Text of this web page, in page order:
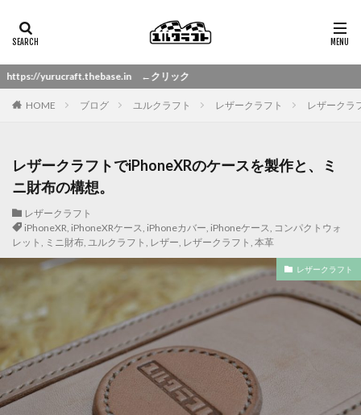
←クリック
HOME ブログ ユルクラフト レザークラフト レザークラ
レザークラフトでiPhoneXRのケースを製作と、ミ
ニ財布の構想。
レザークラフト
iPhoneXR, iPhoneXRケース, iPhoneカバー, iPhoneケース, コンパクトウォ
レット , ミニ財布, ユルクラフト , レザー, レザークラフト , 本革
レザークラフト